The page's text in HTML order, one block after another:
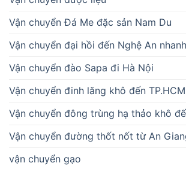
Vận chuyển Đá Me đặc sản Nam Du
Vận chuyển đại hồi đến Nghệ An
Vận chuyển đào Sapa đi Hà Nội
Vận chuyển đinh lăng khô đến
Vận chuyển đông trùng hạ thảo khô
Vận chuyển đường thốt nốt từ An
vận chuyển gạo